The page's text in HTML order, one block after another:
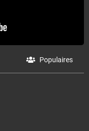
Populaires